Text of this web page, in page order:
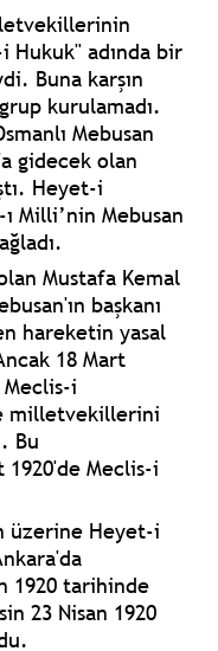
Hukuk" adında bir
Buna karşın
kurulamadı.
Mebusan
gidecek olan
Heyet-i
Milli’nin Mebusan
Mustafa Kemal
başkanı
hareketin yasal
18 Mart
i
milletvekillerini
Bu
Meclis-i
üzerine Heyet-i
1920 tarihinde
23 Nisan 1920